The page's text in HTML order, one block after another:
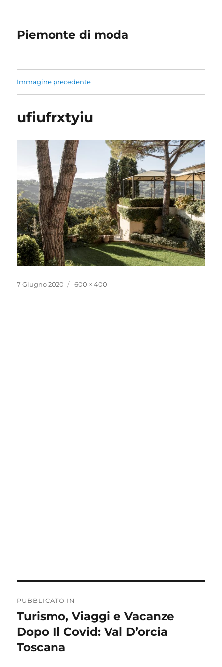
Piemonte di moda
Immagine precedente
ufiufrxtyiu
Pubblicato
7 Giugno 2020
Dimensione
600 × 400
articoli
PUBBLICATO IN
Turismo, Viaggi e Vacanze
Dopo Il Covid: Val D’orcia
Toscana